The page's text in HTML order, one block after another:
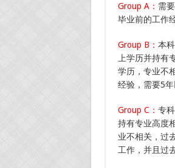
Group A： 需
毕业前的工作
Group B： 本
上学历并持
学历，专业不
经验，需要5
Group C： 专
持有专业高度
业不相关，过
工作，并且过